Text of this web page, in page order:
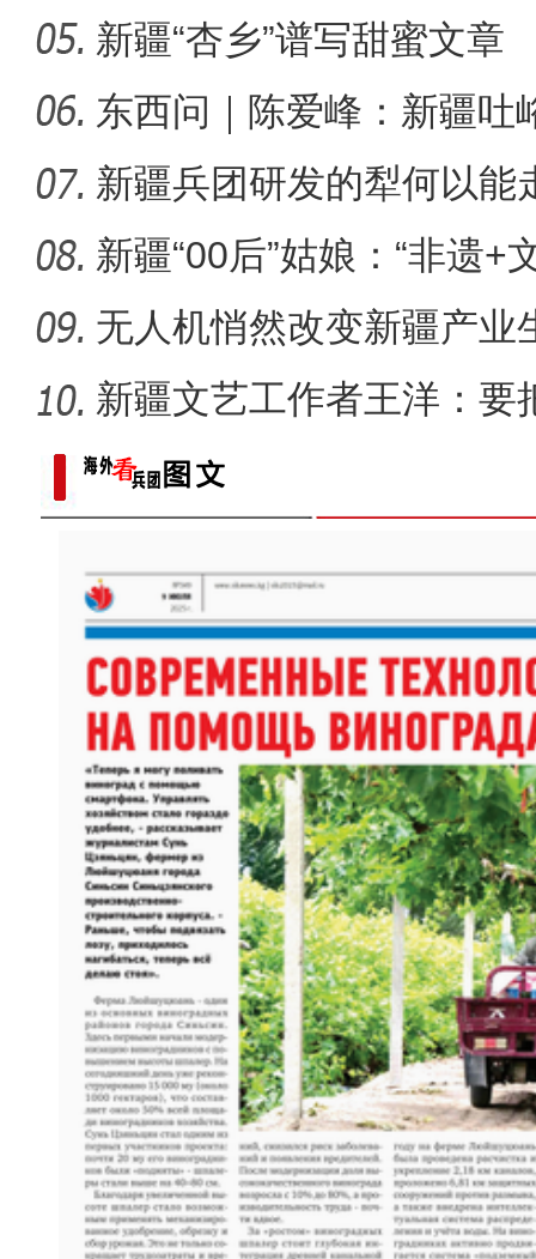
第一师六团西梅进
新疆“杏乡”谱写甜蜜文章
东西问｜陈爱峰：新疆吐
汇见证
新疆兵团研发的犁何以能
新疆“00后”姑娘：“非遗+
无人机悄然改变新疆产业
新疆文艺工作者王洋：要
多人听